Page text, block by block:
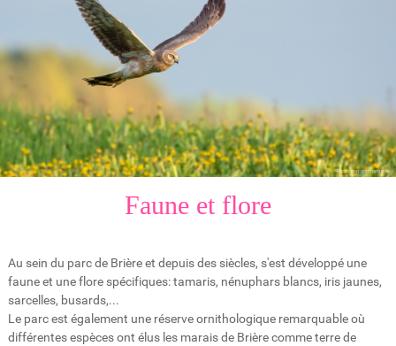
Faune et flore
Au sein du parc de Brière et depuis des siècles, s'est développé une
faune et une flore spécifiques: tamaris, nénuphars blancs, iris jaunes,
sarcelles, busards,...
Le parc est également une réserve ornithologique remarquable où
différentes espèces ont élus les marais de Brière comme terre de